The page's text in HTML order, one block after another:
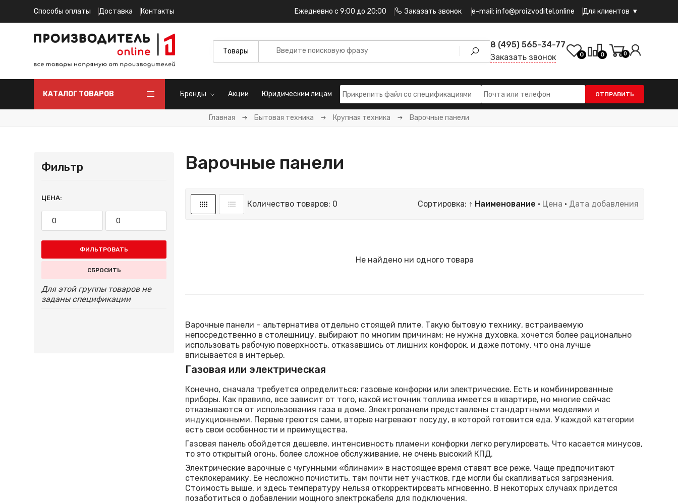
Способы оплаты Доставка Контакты Ежедневно с 9:00 до 20:00 Заказать звонок e-mail: info@proizvoditel.online Для клиентов
8 (495) 565-34-77
Заказать звонок
0 0 0
КАТАЛОГ ТОВАРОВ Бренды Акции Юридическим лицам ОТПРАВИТЬ
Главная Бытовая техника Крупная техника Варочные панели
Варочные панели
Количество товаров: 0 Сортировка: ↑ Наименование · Цена · Дата добавления
Не найдено ни одного товара
Варочные панели – альтернатива отдельно стоящей плите. Такую бытовую технику, встраиваемую
непосредственно в столешницу, выбирают по многим причинам: не нужна духовка, хочется более рационально
использовать рабочую поверхность, отказавшись от лишних конфорок, и даже потому, что она лучше
вписывается в интерьер.
Газовая или электрическая
Конечно, сначала требуется определиться: газовые конфорки или электрические. Есть и комбинированные
приборы. Как правило, все зависит от того, какой источник топлива имеется в квартире, но многие сейчас
отказываются от использования газа в доме. Электропанели представлены стандартными моделями и
индукционными. Первые греются сами, вторые нагревают посуду, в которой готовится еда. У каждой категории
есть свои особенности и преимущества.
Газовая панель обойдется дешевле, интенсивность пламени конфорки легко регулировать. Что касается минусов,
то это открытый огонь, более сложное обслуживание, не очень высокий КПД.
Электрические варочные с чугунными «блинами» в настоящее время ставят все реже. Чаще предпочитают
стеклокерамику. Ее несложно почистить, там почти нет участков, где могли бы скапливаться загрязнения.
Стоимость выше, и здесь температуру нельзя откорректировать мгновенно. В некоторых случаях придется
позаботиться о добавлении мощного электрокабеля для подключения.
Фильтр
ЦЕНА:
ФИЛЬТРОВАТЬ
СБРОСИТЬ
Для этой группы товаров не
заданы спецификации